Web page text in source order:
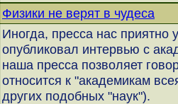
Физики не верят в чудеса
Иногда, пресса нас приятно
опубликовал интервью с
наша пресса позволяет
относится к "академикам
других подобных "наук").